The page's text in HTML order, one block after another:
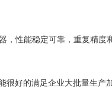
，性能稳定可靠，重复精度
很好的满足企业大批量生产